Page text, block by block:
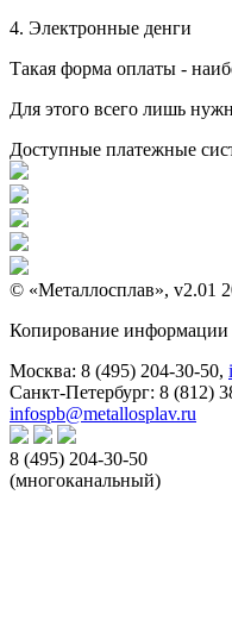
4. Электронные денги
Такая форма оплаты -
Для этого всего лишь
Доступные платежные
© «Металлосплав», v2.01
Копирование информации
Москва: 8 (495) 204-30-50,
Санкт-Петербург: 8 (812)
infospb@metallosplav.ru
8 (495) 204-30-50
(многоканальный)